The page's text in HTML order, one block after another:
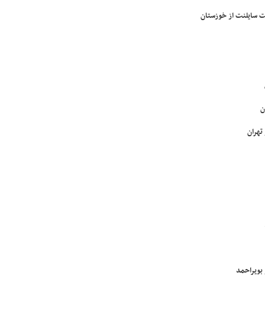
سایلنت از خوزستان